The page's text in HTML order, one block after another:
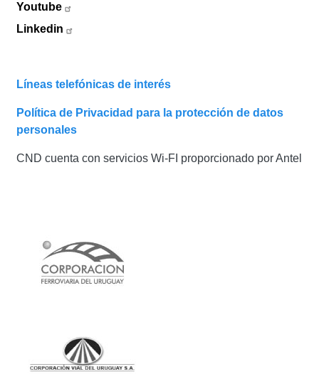
Youtube
Linkedin
Líneas telefónicas de interés
Política de Privacidad para la protección de datos
personales
CND cuenta con servicios Wi-FI proporcionado por Antel